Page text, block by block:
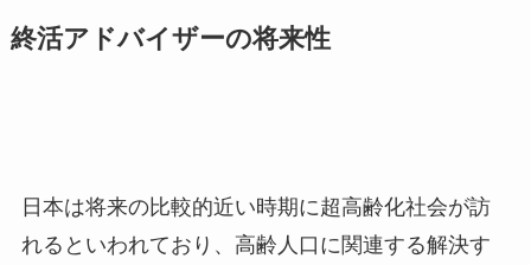
終活アドバイザーの将来性
日本は将来の比較的近い時期に超高齢化社会が訪
れるといわれており、高齢人口に関連する解決す